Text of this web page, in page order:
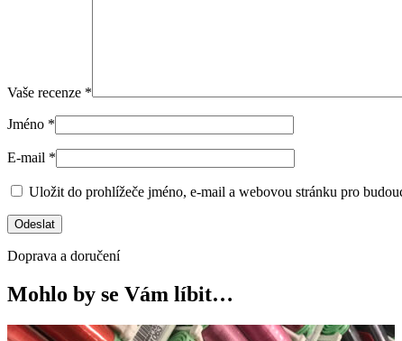
Vaše recenze *
Jméno *
E-mail *
Uložit do prohlížeče jméno, e-mail a webovou stránku pro
Doprava a doručení
Mohlo by se Vám líbit…